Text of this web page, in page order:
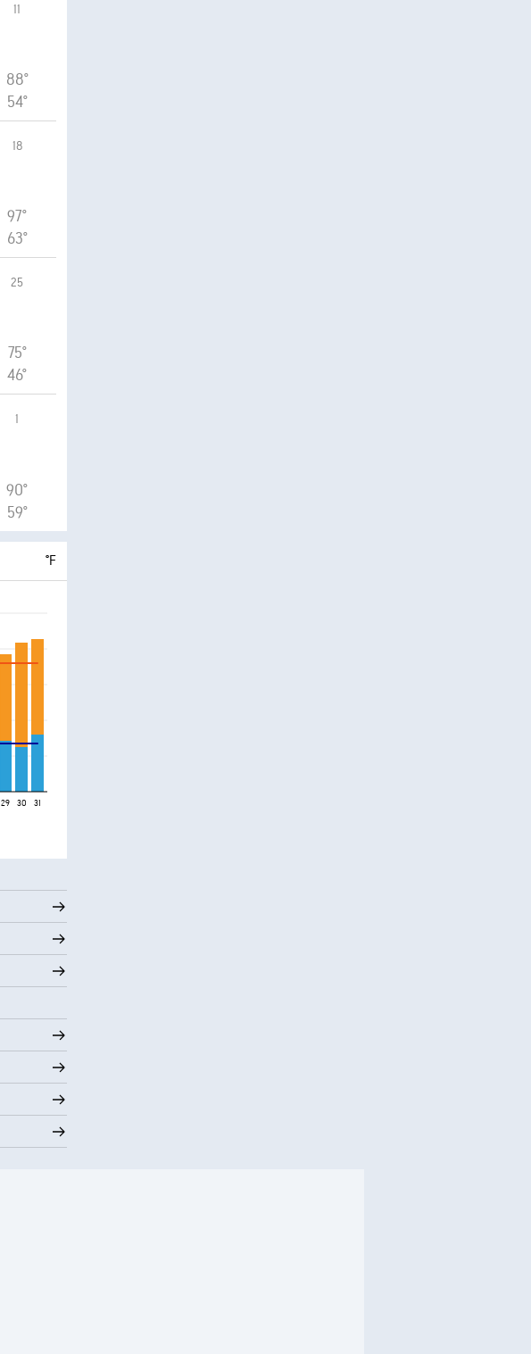
11
88°
54°
18
97°
63°
25
75°
46°
1
90°
59°
°F
29 30 31